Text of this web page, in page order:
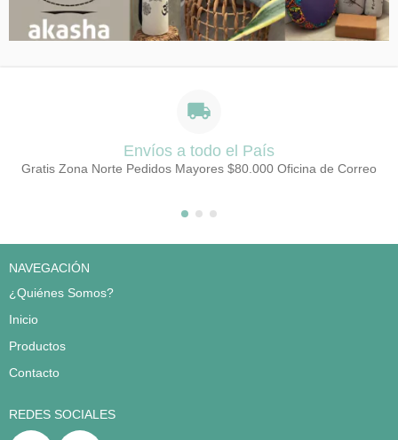
Envíos a todo el País
Gratis Zona Norte Pedidos Mayores $80.000 Oficina de Correo
NAVEGACIÓN
¿Quiénes Somos?
Inicio
Productos
Contacto
REDES SOCIALES